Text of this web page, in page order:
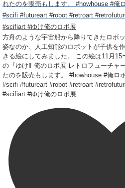
方舟のような宇宙船から降りてきたロボ
姿なのか、人工知能のロボットが子供を
きる絵にしてみました。 この絵は11月
の『ゆけ‼︎ 俺のロボ展 レトロフューチャ
たのを販売もします。 #howhouse #俺ロ
#scifi #futureart #robot #retroart
#scifiart #ゆけ俺のロボ展 ...